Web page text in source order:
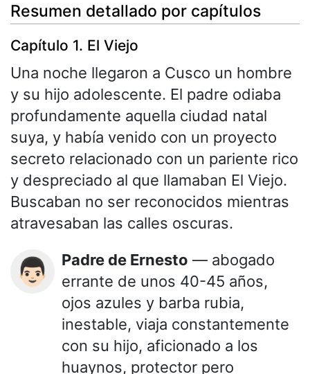
Resumen detallado por capítulos
Capítulo 1. El Viejo
Una noche llegaron a Cusco un hombre
y su hijo adolescente. El padre odiaba
profundamente aquella ciudad natal
suya, y había venido con un proyecto
secreto relacionado con un pariente rico
y despreciado al que llamaban El Viejo.
Buscaban no ser reconocidos mientras
atravesaban las calles oscuras.
👨🏻 Padre de Ernesto — abogado
errante de unos 40-45 años,
ojos azules y barba rubia,
inestable, viaja constantemente
con su hijo, aficionado a los
huaynos, protector pero